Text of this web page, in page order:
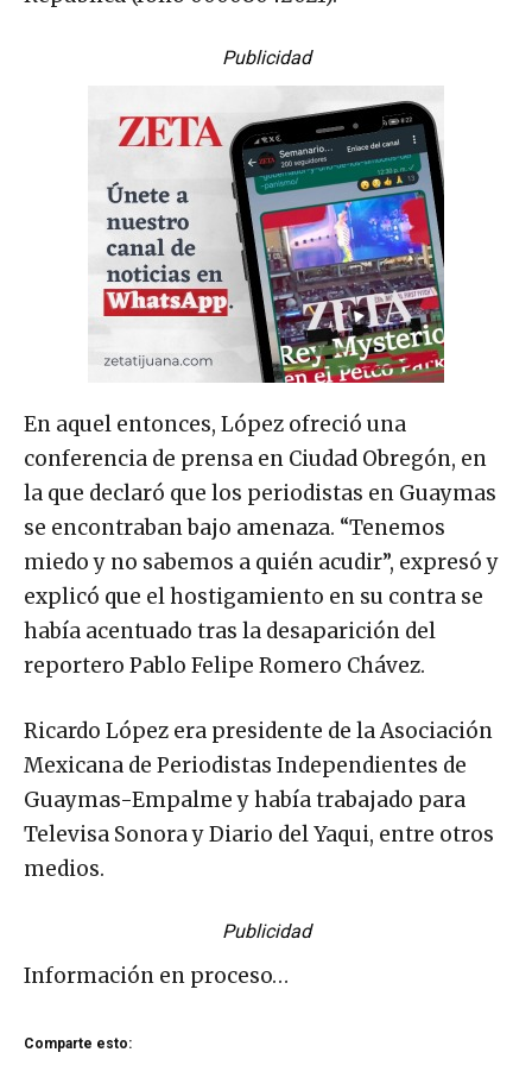
Publicidad
En aquel entonces, López ofreció una
conferencia de prensa en Ciudad Obregón, en
la que declaró que los periodistas en Guaymas
se encontraban bajo amenaza. “Tenemos
miedo y no sabemos a quién acudir”, expresó y
explicó que el hostigamiento en su contra se
había acentuado tras la desaparición del
reportero Pablo Felipe Romero Chávez.
Ricardo López era presidente de la Asociación
Mexicana de Periodistas Independientes de
Guaymas-Empalme y había trabajado para
Televisa Sonora y Diario del Yaqui, entre otros
medios.
Publicidad
Información en proceso…
Comparte esto: